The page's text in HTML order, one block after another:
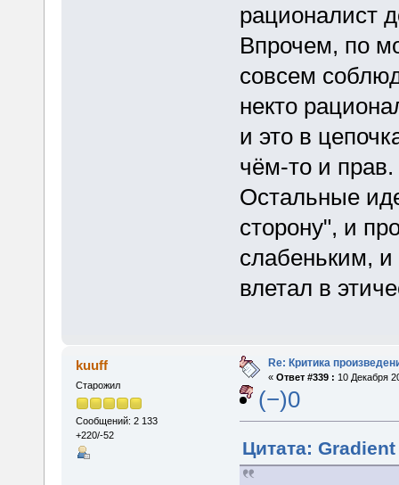
рационалист
Впрочем, по
совсем
некто
и это в
чём-то и прав.
Остальные
сторону", и
слабеньким, и
влетал в
kuuff
Старожил
Сообщений: 2 133
+220/-52
Re: Критика
« Ответ #339 : 10 Декабря
(−)0
Цитата: